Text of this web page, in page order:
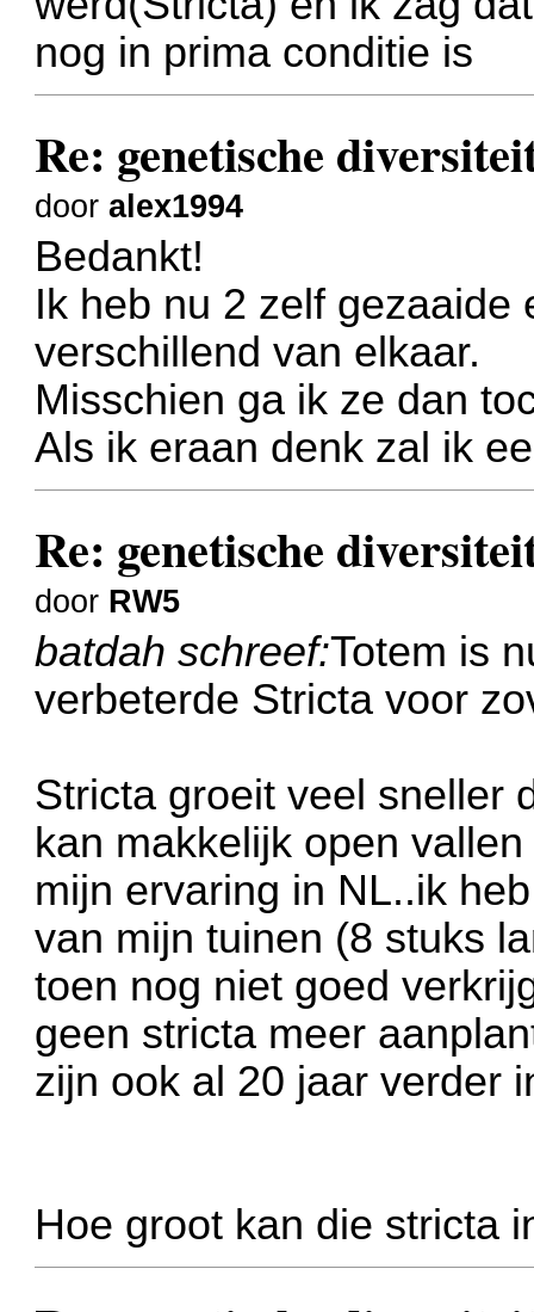
nog in prima conditie is
Re: genetische
dooralex1994
Bedankt!
Ik heb nu 2 zelf gezaaide
verschillend van elkaar.
Misschien ga ik ze dan
Als ik eraan denk zal ik
Re: genetische
door RW5
batdah schreef:Totem is
verbeterde Stricta voor
Stricta groeit veel sneller
kan makkelijk open
mijn ervaring in NL..ik
van mijn tuinen (8 stuks
toen nog niet goed
geen stricta meer
zijn ook al 20 jaar verder
Hoe groot kan die stricta